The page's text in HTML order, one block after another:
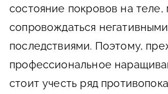
состояние покровов на
сопровождаться негативными
последствиями. Поэтому,
профессиональное
стоит учесть ряд